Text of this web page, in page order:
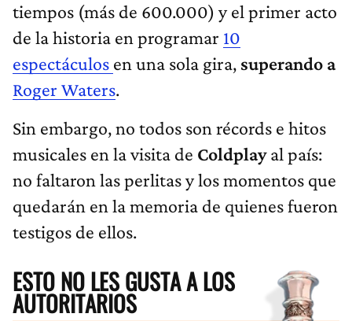
tiempos (más de 600.000) y el primer acto
de la historia en programar 10
espectáculos en una sola gira, superando a
Roger Waters.
Sin embargo, no todos son récords e hitos
musicales en la visita de Coldplayal país:
no faltaron las perlitas y los momentos que
quedarán en la memoria de quienes fueron
testigos de ellos.
ESTO NO LES GUSTA A LOS
AUTORITARIOS